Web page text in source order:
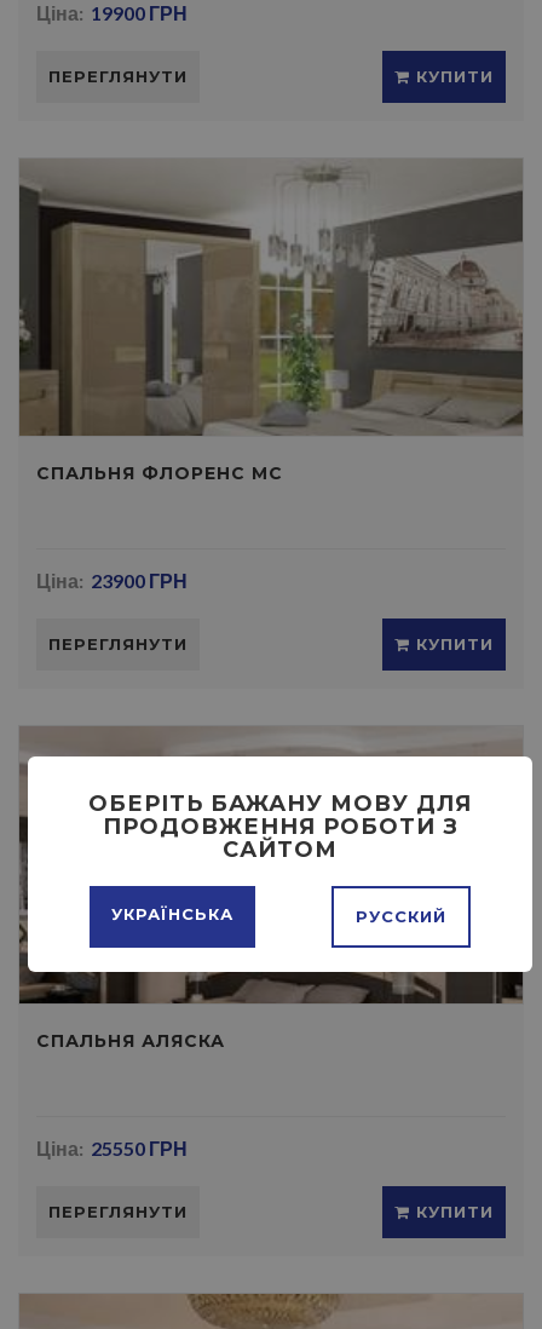
Ціна: 19900 ГРН
ПЕРЕГЛЯНУТИ КУПИТИ
СПАЛЬНЯ ФЛОРЕНС МС
Ціна: 23900 ГРН
ПЕРЕГЛЯНУТИ КУПИТИ
СПАЛЬНЯ АЛЯСКА
Ціна: 25550 ГРН
ПЕРЕГЛЯНУТИ КУПИТИ
ОБЕРІТЬ БАЖАНУ МОВУ ДЛЯ
ПРОДОВЖЕННЯ РОБОТИ З
САЙТОМ
УКРАЇНСЬКА РУССКИЙ